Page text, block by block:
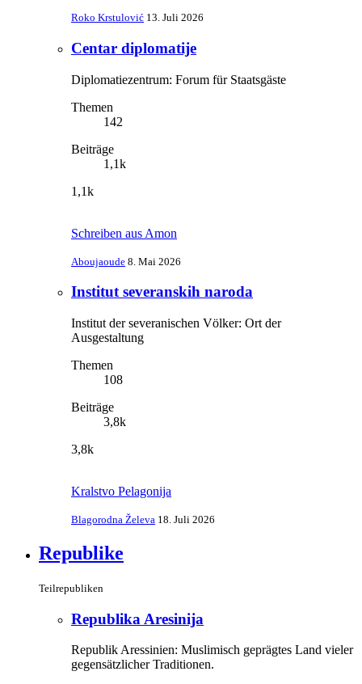
Roko Krstulović 13. Juli 2026
Centar diplomatije
Diplomatiezentrum: Forum für Staatsgäste
Themen
142
Beiträge
1,1k
1,1k
Schreiben aus Amon
Aboujaoude 8. Mai 2026
Institut severanskih naroda
Institut der severanischen Völker: Ort der
Ausgestaltung
Themen
108
Beiträge
3,8k
3,8k
Kralstvo Pelagonija
Blagorodna Želeva 18. Juli 2026
Republike
Teilrepubliken
Republika Aresinija
Republik Aressinien: Muslimisch geprägtes Land vieler
gegensätzlicher Traditionen.